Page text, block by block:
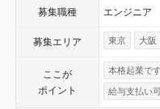
募集職種 エンジニア
募集エリア 東京 大阪
ここが
ポイント
本格起業です
給与支払い